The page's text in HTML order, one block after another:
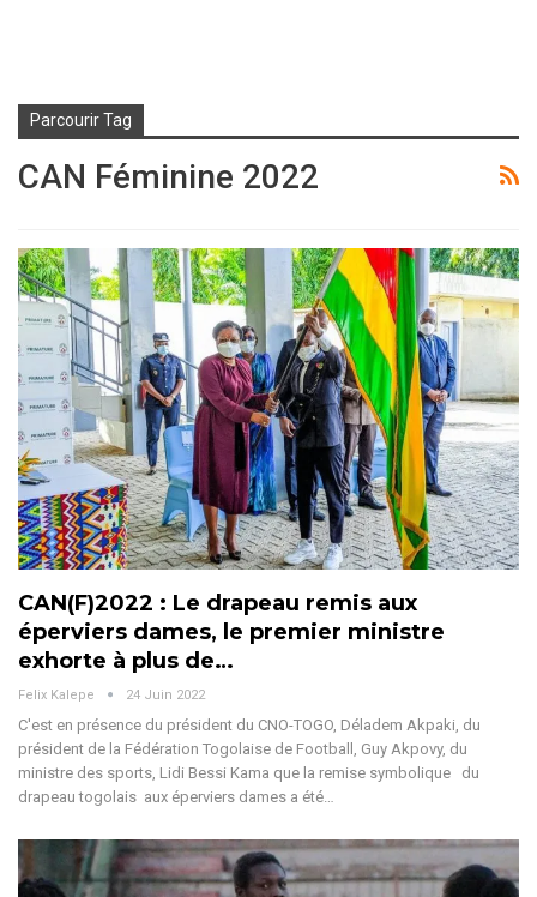
Parcourir Tag
CAN Féminine 2022
CAN(F)2022 : Le drapeau remis aux
éperviers dames, le premier ministre
exhorte à plus de…
Felix Kalepe 24 Juin 2022
C'est en présence du président du CNO-TOGO, Déladem Akpaki, du
président de la Fédération Togolaise de Football, Guy Akpovy, du
ministre des sports, Lidi Bessi Kama que la remise symbolique du
drapeau togolais aux éperviers dames a été…